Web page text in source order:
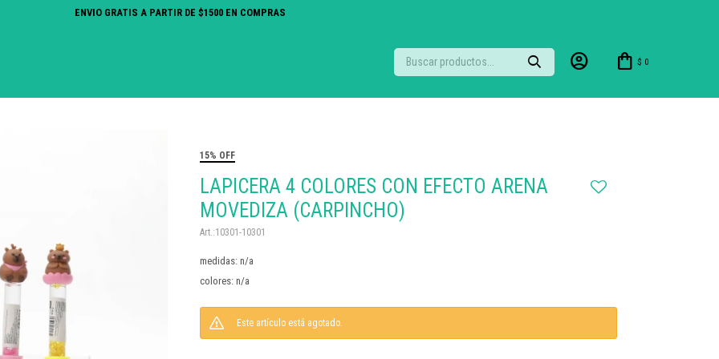
ENVIO GRATIS A PARTIR DE $1500 EN COMPRAS
$ 0
15% OFF
LAPICERA 4 COLORES CON EFECTO ARENA
MOVEDIZA (CARPINCHO)
10301-10301
medidas: n/a
colores: n/a
Este artículo está agotado.